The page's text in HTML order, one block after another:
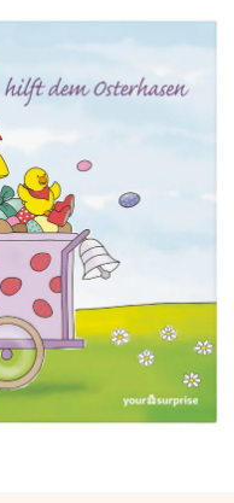
Bewertungen)
bewerten uns mit
aller Länder, in
Uhr